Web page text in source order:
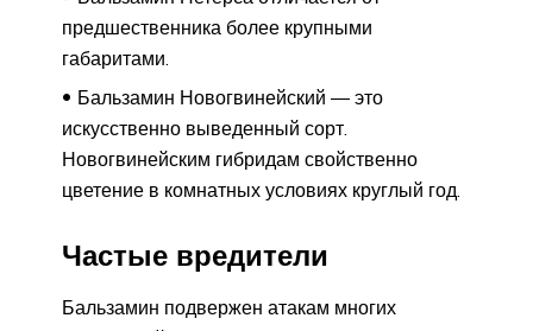
предшественника более крупными
габаритами.
Бальзамин Новогвинейский ― это
искусственно выведенный сорт.
Новогвинейским гибридам свойственно
цветение в комнатных условиях круглый год.
Частые вредители
Бальзамин подвержен атакам многих